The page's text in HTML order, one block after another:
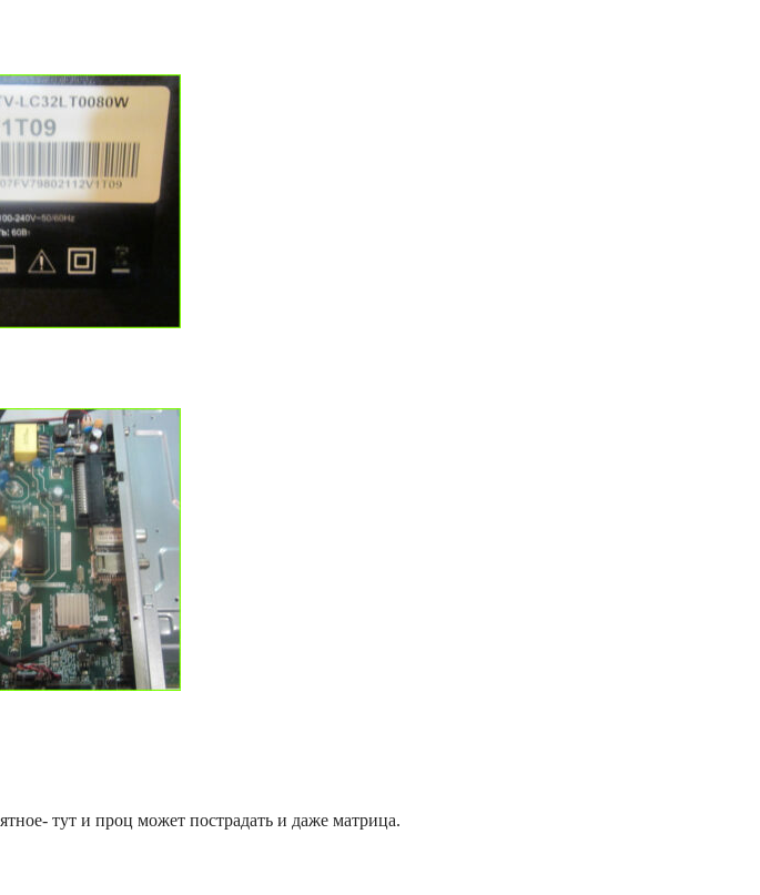
тут и проц может пострадать и даже матрица.